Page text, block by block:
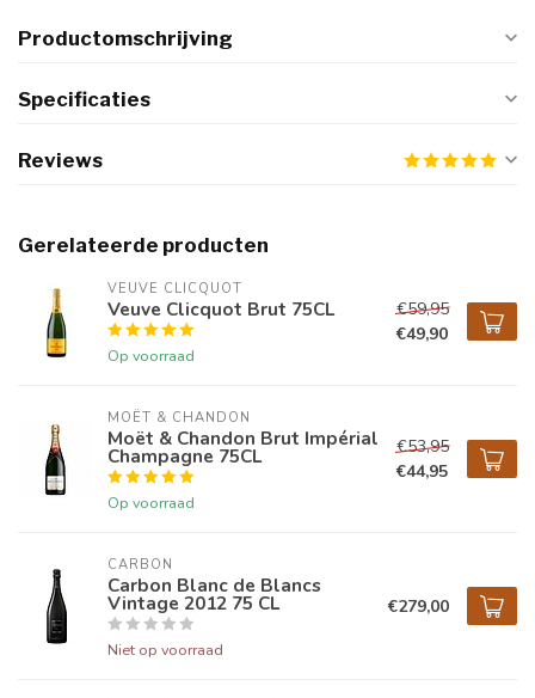
Productomschrijving
Specificaties
Reviews
Gerelateerde producten
VEUVE CLICQUOT
Veuve Clicquot Brut 75CL
Op voorraad
€59,95
€49,90
MOËT & CHANDON
Moët & Chandon Brut Impérial
Champagne 75CL
Op voorraad
€53,95
€44,95
CARBON
Carbon Blanc de Blancs
Vintage 2012 75 CL
Niet op voorraad
€279,00